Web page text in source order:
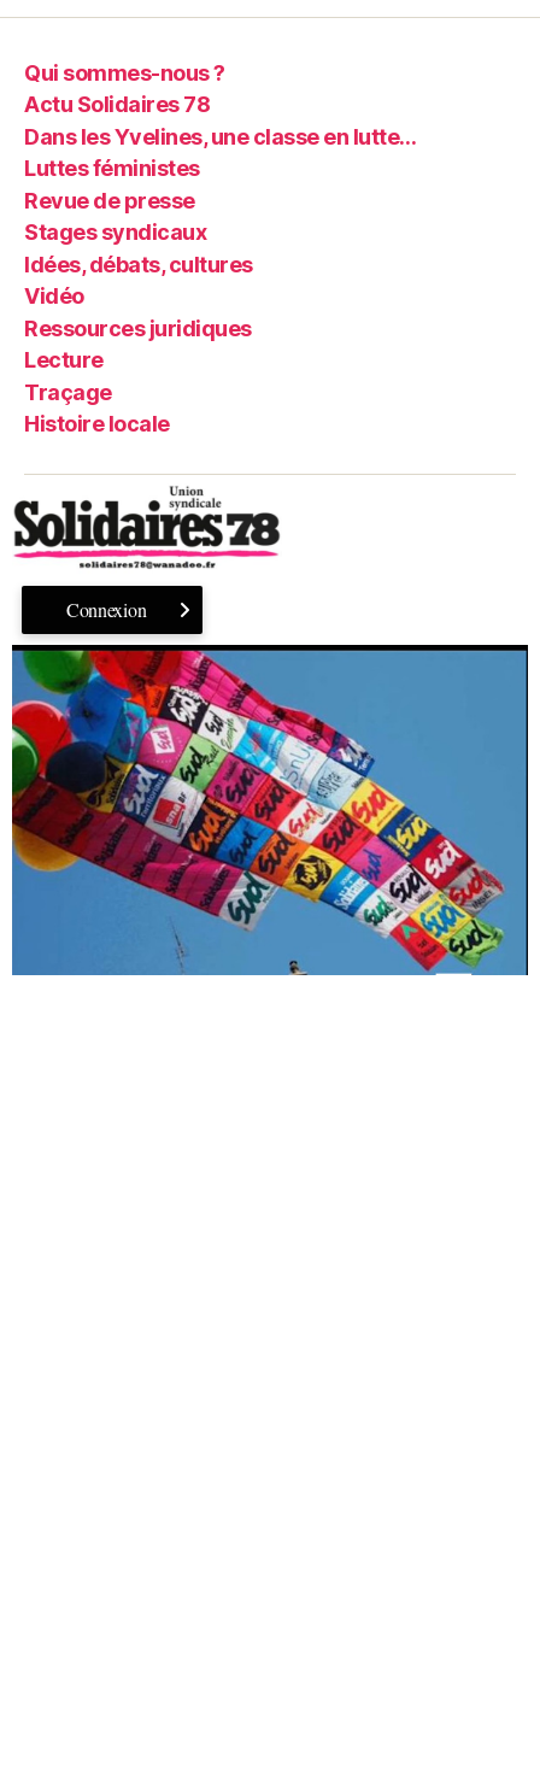
Qui sommes-nous ?
Actu Solidaires 78
Dans les Yvelines, une classe en lutte…
Luttes féministes
Revue de presse
Stages syndicaux
Idées, débats, cultures
Vidéo
Ressources juridiques
Lecture
Traçage
Histoire locale
Connexion